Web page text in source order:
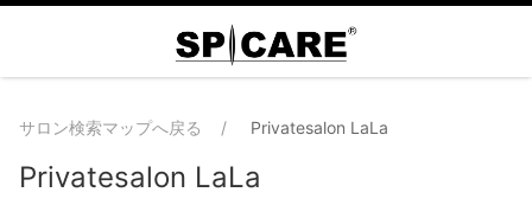
サロン検索マップへ戻る Privatesalon LaLa
Privatesalon LaLa